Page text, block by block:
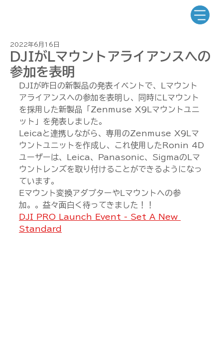
DJIがLマウントアライアンスへの
参加を表明
2022年6月16日
DJIが昨日の新製品の発表イベントで、Lマウント
アライアンスへの参加を表明し、同時にLマウント
を採用した新製品「Zenmuse X9Lマウントユニ
ット」を発表しました。
Leicaと連携しながら、専用のZenmuse X9Lマ
ウントユニットを作成し、これ使用したRonin 4D
ユーザーは、Leica、Panasonic、SigmaのLマ
ウントレンズを取り付けることができるようになっ
ています。
Eマウント変換アダプターやLマウントへの参
加。。益々面白く待ってきました！！
DJI PRO Launch Event - Set A New
Standard